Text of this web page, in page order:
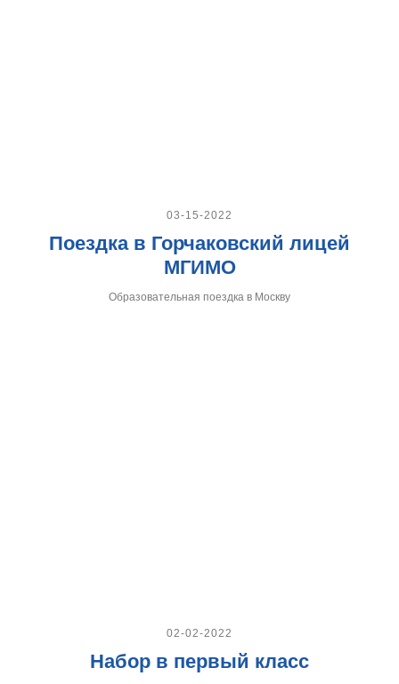
03-15-2022
Поездка в Горчаковский лицей
МГИМО
Образовательная поездка в Москву
02-02-2022
Набор в первый класс